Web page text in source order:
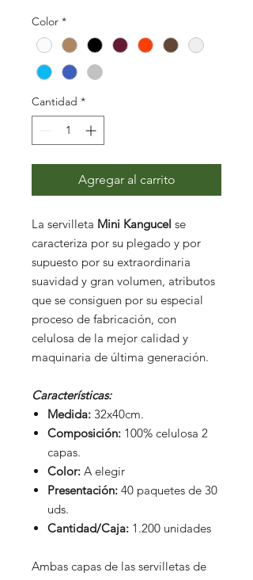
Color *
Cantidad *
Agregar al carrito
La servilleta Mini Kangucel se
caracteriza por su plegado y por
supuesto por su extraordinaria
suavidad y gran volumen, atributos
que se consiguen por su especial
proceso de fabricación, con
celulosa de la mejor calidad y
maquinaria de última generación.
Características:
Medida: 32x40cm.
Composición: 100% celulosa 2
capas.
Color: A elegir
Presentación: 40 paquetes de 30
uds.
Cantidad/Caja: 1.200 unidades
Ambas capas de las servilletas de